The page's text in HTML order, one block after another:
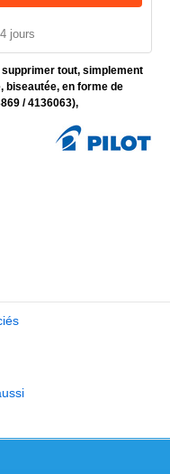
tout, simplement
biseautée, en forme de
/ 4136063),
jours